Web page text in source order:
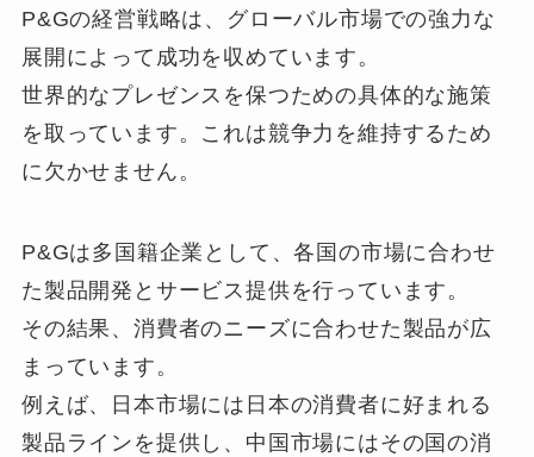
P&Gの経営戦略は、グローバル市場での強力な
展開によって成功を収めています。
世界的なプレゼンスを保つための具体的な施策
を取っています。これは競争力を維持するため
に欠かせません。
P&Gは多国籍企業として、各国の市場に合わせ
た製品開発とサービス提供を行っています。
その結果、消費者のニーズに合わせた製品が広
まっています。
例えば、日本市場には日本の消費者に好まれる
製品ラインを提供し、中国市場にはその国の消